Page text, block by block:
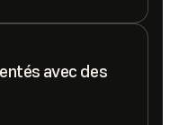
avec des